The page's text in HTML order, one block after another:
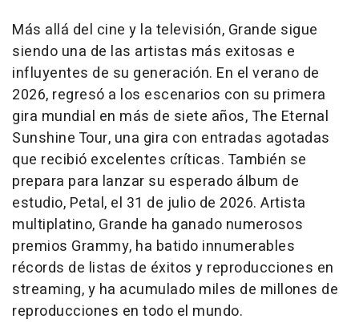
Más allá del cine y la televisión, Grande sigue
siendo una de las artistas más exitosas e
influyentes de su generación. En el verano de
2026, regresó a los escenarios con su primera
gira mundial en más de siete años, The Eternal
Sunshine Tour, una gira con entradas agotadas
que recibió excelentes críticas. También se
prepara para lanzar su esperado álbum de
estudio, Petal, el 31 de julio de 2026. Artista
multiplatino, Grande ha ganado numerosos
premios Grammy, ha batido innumerables
récords de listas de éxitos y reproducciones en
streaming, y ha acumulado miles de millones de
reproducciones en todo el mundo.